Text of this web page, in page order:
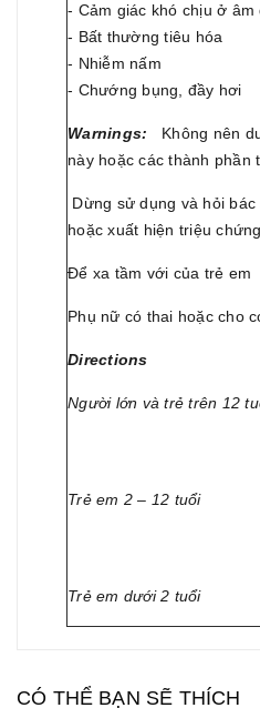
- Cảm giác khó chịu ở
- Bất thường tiêu hóa
- Nhiễm nấm
- Chướng bụng, đầy hơi
Warnings: Không nên
này hoặc các thành phần
Dừng sử dụng và hỏi
hoặc xuất hiện triệu
Để xa tầm với của trẻ em
Phụ nữ có thai hoặc cho
Directions
Người lớn và trẻ trên 12
Trẻ em 2 – 12 tuổi
Trẻ em dưới 2 tuổi
CÓ THỂ BẠN SẼ THÍCH